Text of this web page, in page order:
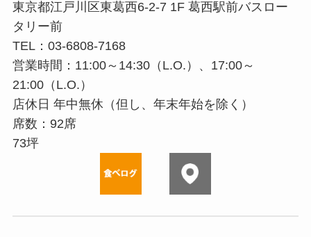
東京都江戸川区東葛西6-2-7 1F 葛西駅前バスロー
タリー前
TEL：03-6808-7168
営業時間：11:00～14:30（L.O.）、17:00～
21:00（L.O.）
店休⽇ 年中無休（但し、年末年始を除く）
席数：92席
73坪